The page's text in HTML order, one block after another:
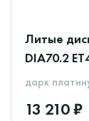
Литые
DIA70.2
дарк
13 210 ₽